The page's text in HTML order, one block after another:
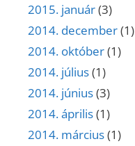
2015. január(3)
2014. december(1)
2014. október(1)
2014. július(1)
2014. június(3)
2014. április(1)
2014. március(1)